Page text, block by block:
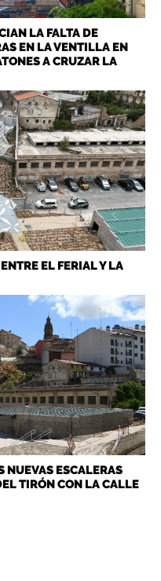
LA FALTA DE
EN LA VENTILLA EN
A CRUZAR LA
EL FERIAL Y LA
NUEVAS ESCALERAS
TIRÓN CON LA CALLE